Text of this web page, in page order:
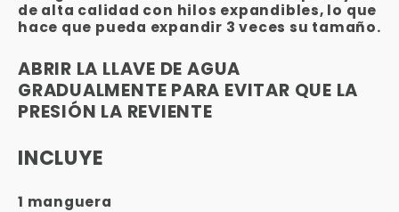
de alta calidad con hilos expandibles, lo que
hace que pueda expandir 3 veces su tamaño.
ABRIR LA LLAVE DE AGUA
GRADUALMENTE PARA EVITAR QUE LA
PRESIÓN LA REVIENTE
INCLUYE
1 manguera